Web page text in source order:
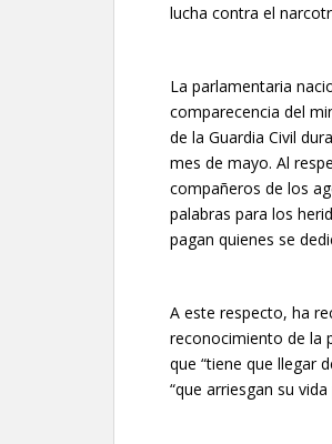
lucha contra el
La parlamentaria
comparecencia del
de la Guardia Civil
mes de mayo. Al
compañeros de los
palabras para los
pagan quienes se
A este respecto, ha
reconocimiento de la
que “tiene que llegar
“que arriesgan su